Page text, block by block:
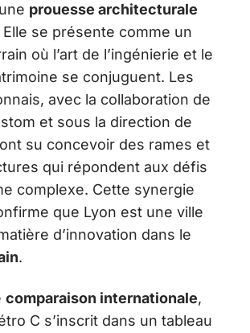
prouesse architecturale
Elle se présente comme un
où l’art de l’ingénierie et le
se conjuguent. Les
avec la collaboration de
et sous la direction de
su concevoir des rames et
qui répondent aux défis
complexe. Cette synergie
que Lyon est une ville
d’innovation dans le
.
comparaison internationale,
C s’inscrit dans un tableau